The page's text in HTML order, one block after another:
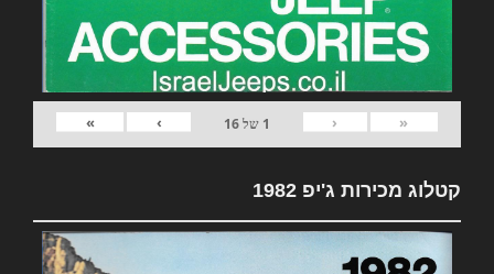
«
‹
1 של16
›
»
קטלוג מכירות ג'יפ 1982